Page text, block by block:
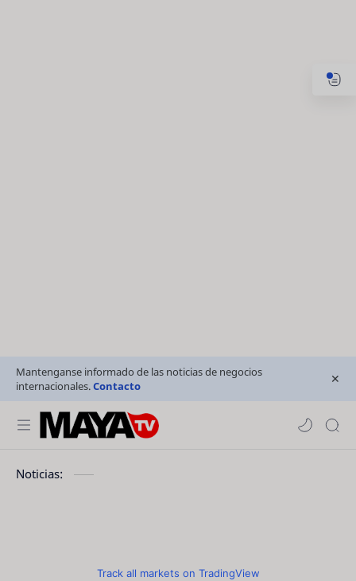
Mantenganse informado de las noticias de negocios
internacionales.Contacto
Noticias:
Track all markets on TradingView